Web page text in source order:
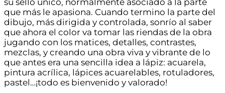
que más le apasiona. Cuando termino la parte del
dibujo, más dirigida y controlada, sonrío al saber
que ahora el color va tomar las riendas de la obra
jugando con los matices, detalles, contrastes,
mezclas, y creando una obra viva y vibrante de lo
que antes era una sencilla idea a lápiz: acuarela,
pintura acrílica, lápices acuarelables, rotuladores,
pastel…¡todo es bienvenido y valorado!